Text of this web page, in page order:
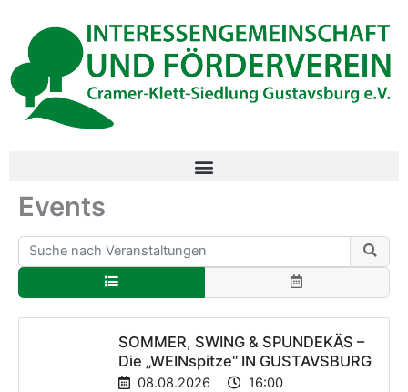
springen
Events
SOMMER, SWING & SPUNDEKÄS –
Die „WEINspitze“ IN GUSTAVSBURG
08.08.2026
16:00